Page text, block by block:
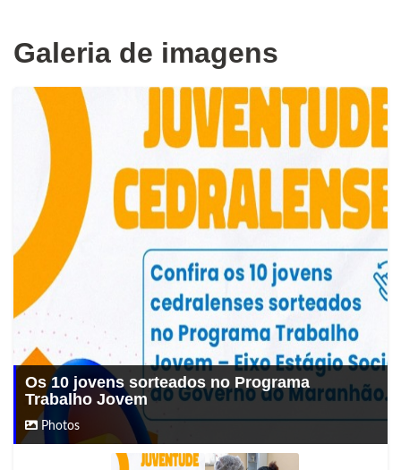
Galeria de imagens
Os 10 jovens sorteados no Programa
Trabalho Jovem
Photos